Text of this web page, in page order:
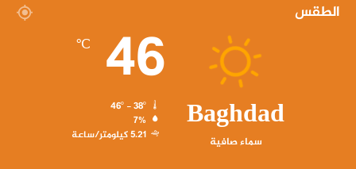
الطقس
Baghdad
سماء صافية
46
℃
7%
5.21 كيلومتر/ساعة